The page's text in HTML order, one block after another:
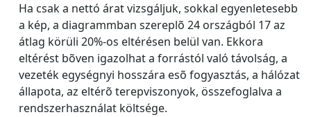
Ha csak a nettó árat vizsgáljuk, sokkal egyenletesebb
a kép, a diagrammban szereplõ 24 országból 17 az
átlag körüli 20%-os eltérésen belül van. Ekkora
eltérést bõven igazolhat a forrástól való távolság, a
vezeték egységnyi hosszára esõ fogyasztás, a hálózat
állapota, az eltérõ terepviszonyok, összefoglalva a
rendszerhasználat költsége.